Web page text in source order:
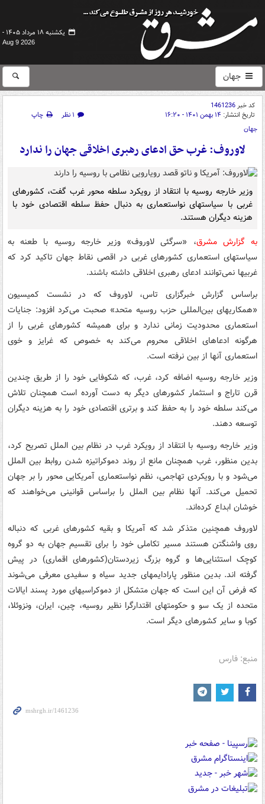
یکشنبه ۱۸ مرداد ۱۴۰۵ -
Aug 9 2026
جهان
کد خبر1461236
تاریخ انتشار: ۱۴ بهمن ۱۴۰۱ - ۱۶:۲۰ ۱ نظر
چاپ
جهان
لاوروف: غرب حق ادعای رهبری اخلاقی جهان را ندارد
وزیر خارجه روسیه با انتقاد از رویکرد سلطه محور غرب گفت، کشورهای
غربی با سیاستهای نواستعماری به دنبال حفظ سلطه اقتصادی خود با
هزینه دیگران هستند.
به گزارش مشرق، «سرگئی لاوروف» وزیر خارجه روسیه با طعنه به
سیاستهای استعماری کشورهای غربی در اقصی نقاط جهان تاکید کرد که
غربیها نمی‌توانند ادعای رهبری اخلاقی داشته باشند.
براساس گزارش خبرگزاری تاس، لاوروف که در نشست کمیسیون
«همکاریهای بین‌المللی حزب روسیه متحد» صحبت می‌کرد افزود: جنایات
استعماری محدودیت زمانی ندارد و برای همیشه کشورهای غربی را از
هرگونه ادعاهای اخلاقی محروم می‌کند به خصوص که غرایز و خوی
استعماری آنها از بین نرفته است.
وزیر خارجه روسیه اضافه کرد، غرب، که شکوفایی خود را از طریق چندین
قرن تاراج و استثمار کشورهای دیگر به دست آورده است همچنان تلاش
می‌کند سلطه خود را به حفظ کند و برتری اقتصادی خود را به هزینه دیگران
توسعه دهند.
وزیر خارجه روسیه با انتقاد از رویکرد غرب در نظام بین الملل تصریح کرد،
بدین منظور، غرب همچنان مانع از روند دموکراتیزه شدن روابط بین الملل
می‌شود و با رویکردی تهاجمی، نظم نواستعماری آمریکایی محور را بر جهان
تحمیل می‌کند. آنها نظام بین الملل را براساس قوانینی می‌خواهند که
خوشان ابداع کرده‌اند.
لاوروف همچنین متذکر شد که آمریکا و بقیه کشورهای غربی که دنباله
روی واشنگتن هستند مسیر تکاملی خود را برای تقسیم جهان به دو گروه
کوچک استثنایی‌ها و گروه بزرگ زیردستان(کشورهای اقماری) در پیش
گرفته اند. بدین منظور پارادایمهای جدید سیاه و سفیدی معرفی می‌شوند
که فرض آن این است که جهان متشکل از دموکراسیهای مورد پسند ایالات
متحده از یک سو و حکومتهای اقتدارگرا نظیر روسیه، چین، ایران، ونزوئلا،
کوبا و سایر کشورهای دیگر است.
منبع: فارس